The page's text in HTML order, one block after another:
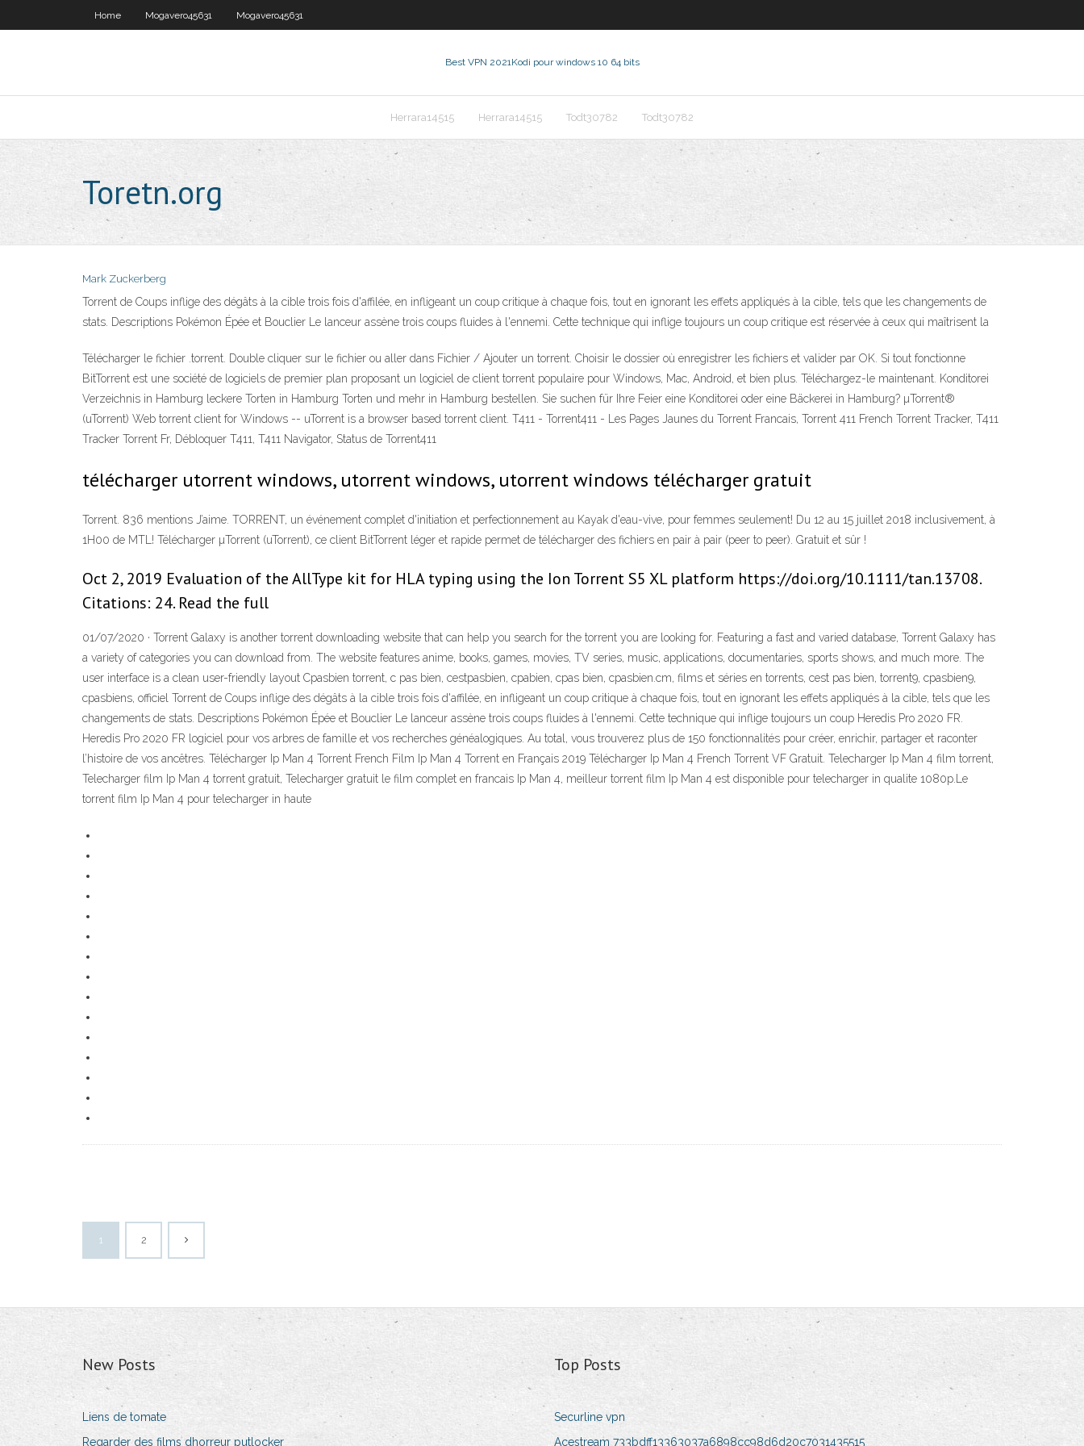
Home Mogavero45631 Mogavero45631
Best VPN 2021Kodi pour windows 10 64 bits
Herrara14515 Herrara14515 Todt30782 Todt30782
Toretn.org
Mark Zuckerberg
Torrent de Coups inflige des dégâts à la cible trois fois d'affilée, en infligeant un coup critique à chaque fois, tout en ignorant les effets appliqués à la cible, tels que les changements de
stats. Descriptions Pokémon Épée et Bouclier Le lanceur assène trois coups fluides à l'ennemi. Cette technique qui inflige toujours un coup critique est réservée à ceux qui maîtrisent la
Télécharger le fichier .torrent. Double cliquer sur le fichier ou aller dans Fichier / Ajouter un torrent. Choisir le dossier où enregistrer les fichiers et valider par OK. Si tout fonctionne
BitTorrent est une société de logiciels de premier plan proposant un logiciel de client torrent populaire pour Windows, Mac, Android, et bien plus. Téléchargez-le maintenant. Konditorei
Verzeichnis in Hamburg leckere Torten in Hamburg Torten und mehr in Hamburg bestellen. Sie suchen für Ihre Feier eine Konditorei oder eine Bäckerei in Hamburg? µTorrent®
(uTorrent) Web torrent client for Windows -- uTorrent is a browser based torrent client. T411 - Torrent411 - Les Pages Jaunes du Torrent Francais, Torrent 411 French Torrent Tracker, T411
Tracker Torrent Fr, Débloquer T411, T411 Navigator, Status de Torrent411
télécharger utorrent windows, utorrent windows, utorrent windows télécharger gratuit
Torrent. 836 mentions J’aime. TORRENT, un événement complet d'initiation et perfectionnement au Kayak d'eau-vive, pour femmes seulement! Du 12 au 15 juillet 2018 inclusivement, à
1H00 de MTL! Télécharger µTorrent (uTorrent), ce client BitTorrent léger et rapide permet de télécharger des fichiers en pair à pair (peer to peer). Gratuit et sûr !
Oct 2, 2019 Evaluation of the AllType kit for HLA typing using the Ion Torrent S5 XL platform https://doi.org/10.1111/tan.13708.
Citations: 24. Read the full
01/07/2020 · Torrent Galaxy is another torrent downloading website that can help you search for the torrent you are looking for. Featuring a fast and varied database, Torrent Galaxy has
a variety of categories you can download from. The website features anime, books, games, movies, TV series, music, applications, documentaries, sports shows, and much more. The
user interface is a clean user-friendly layout Cpasbien torrent, c pas bien, cestpasbien, cpabien, cpas bien, cpasbien.cm, films et séries en torrents, cest pas bien, torrent9, cpasbien9,
cpasbiens, officiel Torrent de Coups inflige des dégâts à la cible trois fois d'affilée, en infligeant un coup critique à chaque fois, tout en ignorant les effets appliqués à la cible, tels que les
changements de stats. Descriptions Pokémon Épée et Bouclier Le lanceur assène trois coups fluides à l'ennemi. Cette technique qui inflige toujours un coup Heredis Pro 2020 FR.
Heredis Pro 2020 FR logiciel pour vos arbres de famille et vos recherches généalogiques. Au total, vous trouverez plus de 150 fonctionnalités pour créer, enrichir, partager et raconter
l’histoire de vos ancêtres. Télécharger Ip Man 4 Torrent French Film Ip Man 4 Torrent en Français 2019 Télécharger Ip Man 4 French Torrent VF Gratuit. Telecharger Ip Man 4 film torrent,
Telecharger film Ip Man 4 torrent gratuit, Telecharger gratuit le film complet en francais Ip Man 4, meilleur torrent film Ip Man 4 est disponible pour telecharger in qualite 1080p.Le
torrent film Ip Man 4 pour telecharger in haute
1 2
New Posts
Liens de tomate
Regarder des films dhorreur putlocker
Top Posts
Securline vpn
Acestream 733bdff13363037a6898cc98d6d20c7031435515